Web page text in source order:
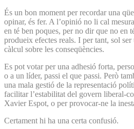
És un bon moment per recordar una
opinar, és fer. A l’opinió no li cal
en té ben poques, per no dir que no en
produeix efectes reals. I per tant, sol
càlcul sobre les conseqüències.
Es pot votar per una adhesió forta,
o a un líder, passi el que passi. Però
una mala gestió de la representació
facilitar l’estabilitat del govern liberal-
Xavier Espot, o per provocar-ne la
Certament hi ha una certa confusió.